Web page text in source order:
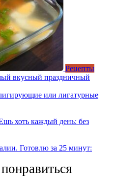
Рецепты
вкусный праздничный
или лигатурные
хоть каждый день: без
Готовлю за 25 минут: